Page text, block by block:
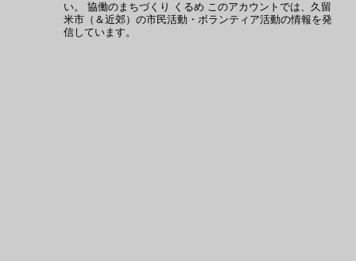
い。 協働のまちづくり くるめ このアカウントでは、久留
米市（＆近郊）の市民活動・ボランティア活動の情報を発
信しています。